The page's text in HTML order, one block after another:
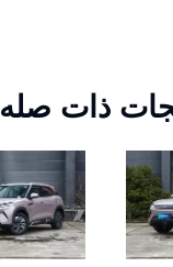
ذات صله